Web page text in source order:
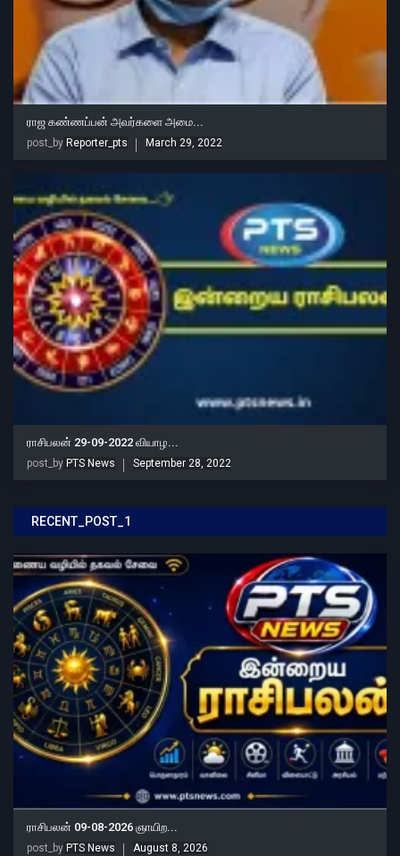
ராஜ கண்ணப்பன் அவர்களை அமை...
post_by Reporter_pts March 29, 2022
ராசிபலன் 29-09-2022 வியாழ...
post_by PTS News September 28, 2022
RECENT_POST_1
ராசிபலன் 09-08-2026 ஞாயிற...
post_by PTS News August 8, 2026